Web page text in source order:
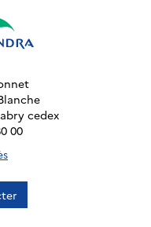
cedex
00